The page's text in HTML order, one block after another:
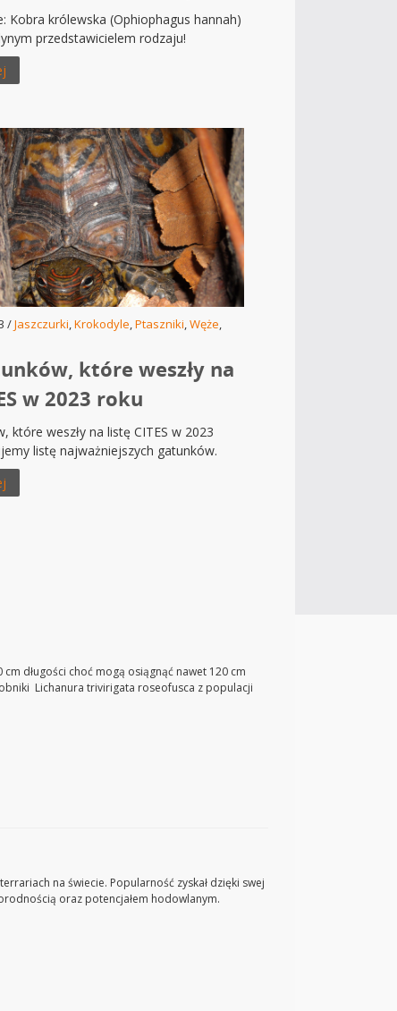
Kobra królewska (Ophiophagus hannah)
przedstawicielem rodzaju!
/Jaszczurki,Krokodyle,Ptaszniki,Węże,
które weszły na
w 2023 roku
które weszły na listę CITES w 2023
listę najważniejszych gatunków.
długości choć mogą osiągnąć nawet 120 cm
Lichanura trivirigata roseofusca z populacji
na świecie. Popularność zyskał dzięki swej
oraz potencjałem hodowlanym.